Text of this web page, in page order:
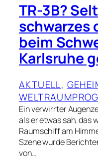
TR-3B?
schwarzes
beim
Karlsruhe
AKTUELL,
Ein verwirrter
als er etwas sah, das
Raumschiff am
Szene wurde
von…